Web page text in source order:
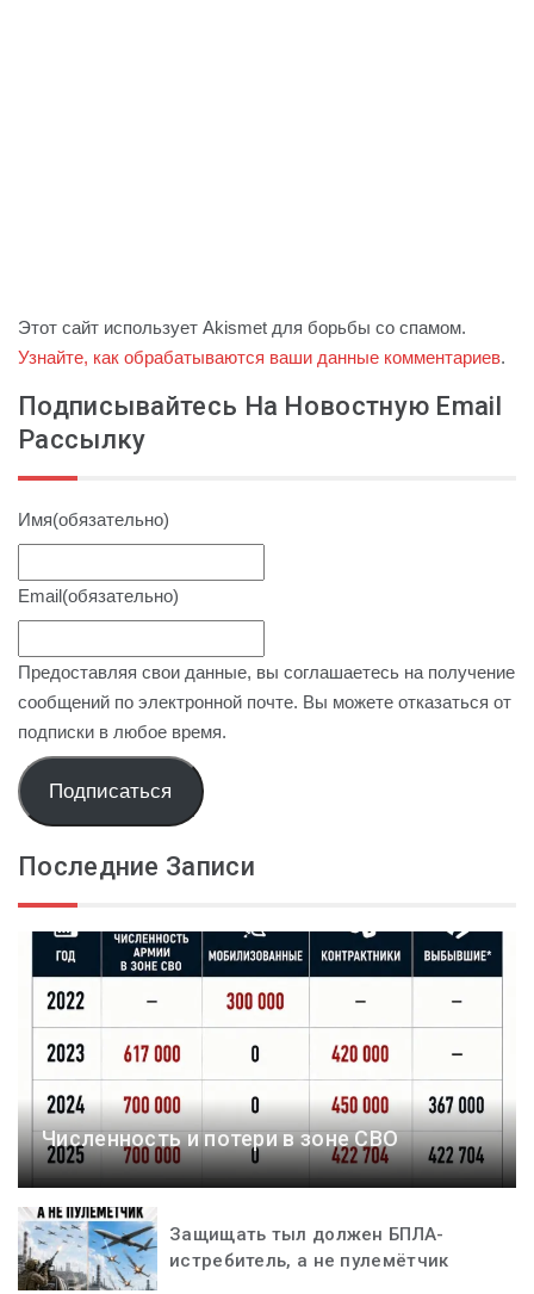
Этот сайт использует Akismet для борьбы со спамом.
Узнайте, как обрабатываются ваши данные комментариев.
Подписывайтесь На Новостную Email
Рассылку
Имя(обязательно)
Email(обязательно)
Предоставляя свои данные, вы соглашаетесь на получение
сообщений по электронной почте. Вы можете отказаться от
подписки в любое время.
Подписаться
Последние Записи
Численность и потери в зоне СВО
Защищать тыл должен БПЛА-
истребитель, а не пулемётчик